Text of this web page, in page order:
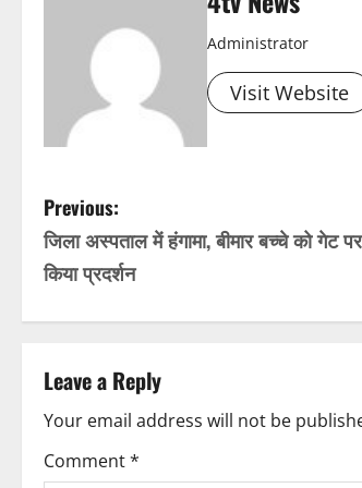
Administrator
Visit Website
P
o
n
a
Previous:
जिला अस्पताल में हंगामा, बीमार बच्चे को गेट
किया प्रदर्शन
Leave a Reply
Your email address will not be
Comment*